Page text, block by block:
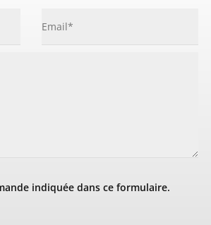
indiquée dans ce formulaire.